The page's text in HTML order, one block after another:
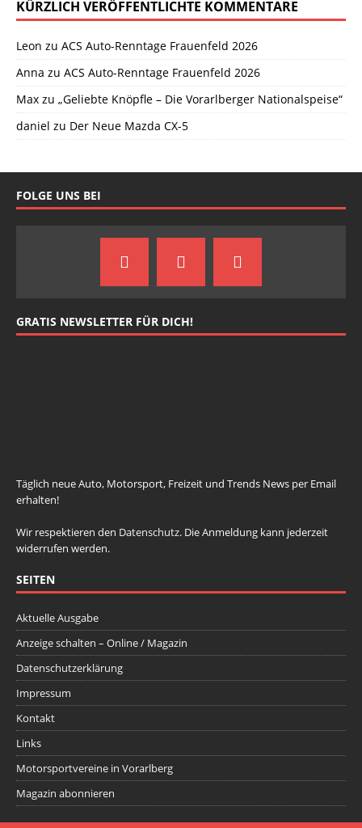
KÜRZLICH VERÖFFENTLICHTE KOMMENTARE
Leon zu ACS Auto-Renntage Frauenfeld 2026
Anna zu ACS Auto-Renntage Frauenfeld 2026
Max zu „Geliebte Knöpfle – Die Vorarlberger Nationalspeise“
daniel zu Der Neue Mazda CX-5
FOLGE UNS BEI
GRATIS NEWSLETTER FÜR DICH!
Täglich neue Auto, Motorsport, Freizeit und Trends News per Email
erhalten!
Wir respektieren den Datenschutz. Die Anmeldung kann jederzeit
widerrufen werden.
SEITEN
Aktuelle Ausgabe
Anzeige schalten – Online / Magazin
Datenschutzerklärung
Impressum
Kontakt
Links
Motorsportvereine in Vorarlberg
Magazin abonnieren